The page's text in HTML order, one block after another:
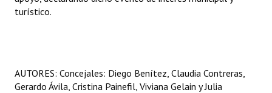
Huéspedes de Honor - Registro
Bariloche, Municipio intercultural
turístico.
AUTORES: Concejales: Diego Benítez, Claudia Contreras,
Gerardo Ávila, Cristina Painefil, Viviana Gelain y Julia